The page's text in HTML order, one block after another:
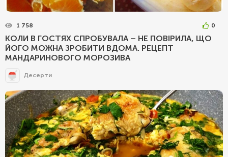
1 758 0
КОЛИ В ГОСТЯХ СПРОБУВАЛА – НЕ ПОВІРИЛА, ЩО
ЙОГО МОЖНА ЗРОБИТИ ВДОМА. РЕЦЕПТ
МАНДАРИНОВОГО МОРОЗИВА
Десерти